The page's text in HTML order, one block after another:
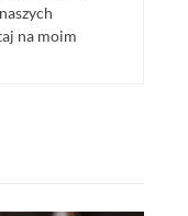
na moim